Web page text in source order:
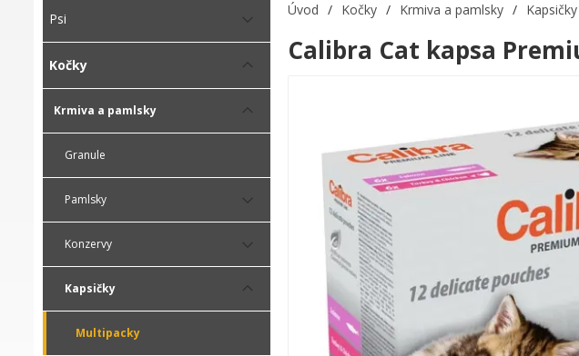
Psi
Kočky
Krmiva a pamlsky
Granule
Pamlsky
Konzervy
Kapsičky
Multipacky
Úvod / Kočky / Krmiva a pamlsky / Kapsičky
Calibra Cat kapsa